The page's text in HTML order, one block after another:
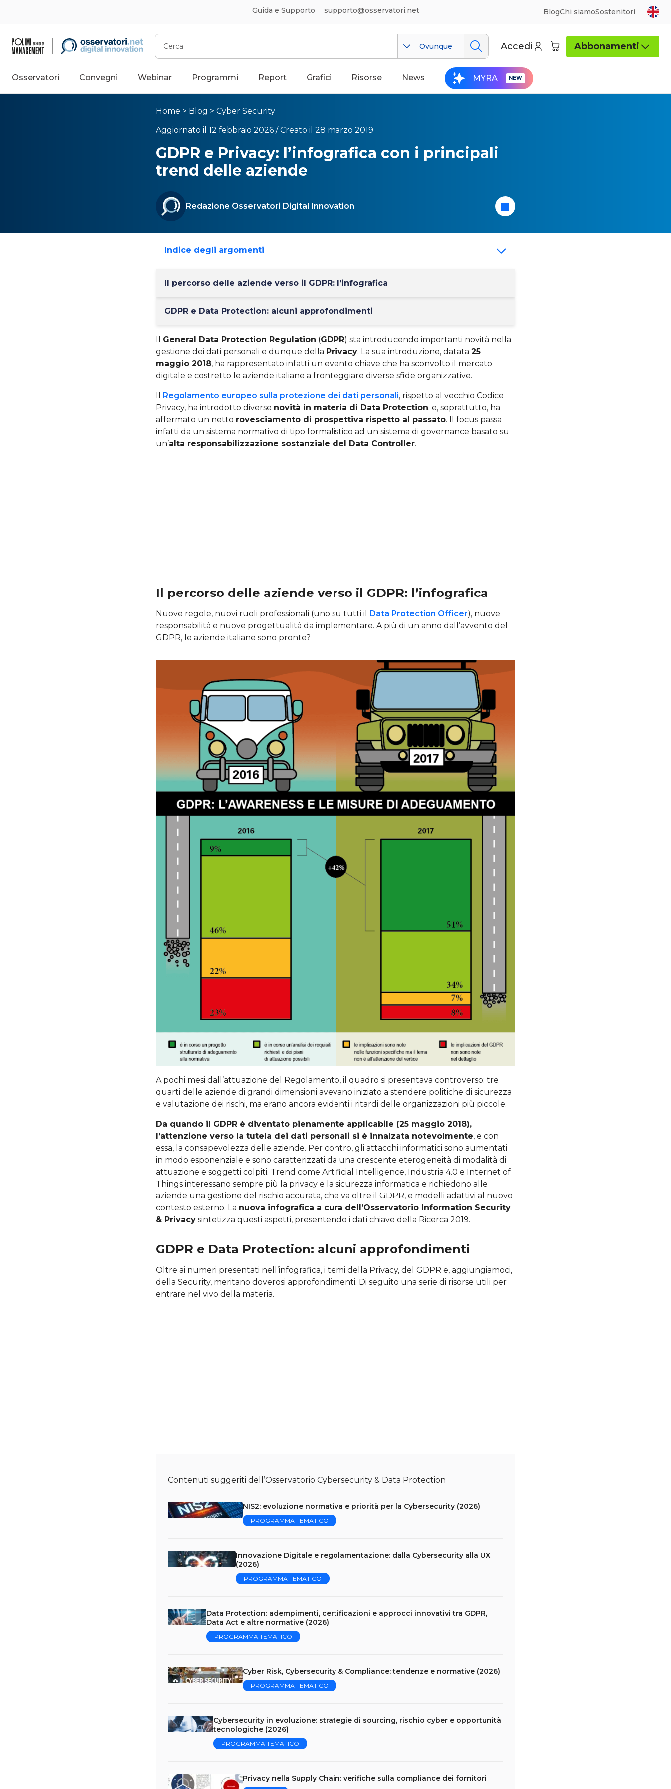
Guida e Supporto supporto@osservatori.net BlogChi siamoSostenitori
Cerca
Ovunque Accedi Abbonamenti
Osservatori Convegni Webinar Programmi Report Grafici Risorse News MYRA
Home > Blog > Cyber Security
Aggiornato il 12 febbraio 2026 / Creato il 28 marzo 2019
GDPR e Privacy: l’infografica con i principali
trend delle aziende
Redazione Osservatori Digital Innovation
Indice degli argomenti
Il percorso delle aziende verso il GDPR: l’infografica
GDPR e Data Protection: alcuni approfondimenti
Il General Data Protection Regulation (GDPR) sta introducendo importanti novità nella
gestione dei dati personali e dunque della Privacy. La sua introduzione, datata 25
maggio 2018, ha rappresentato infatti un evento chiave che ha sconvolto il mercato
digitale e costretto le aziende italiane a fronteggiare diverse sfide organizzative.
Il Regolamento europeo sulla protezione dei dati personali, rispetto al vecchio Codice
Privacy, ha introdotto diverse novità in materia di Data Protection. e, soprattutto, ha
affermato un netto rovesciamento di prospettiva rispetto al passato. Il focus passa
infatti da un sistema normativo di tipo formalistico ad un sistema di governance basato su
un’alta responsabilizzazione sostanziale del Data Controller.
Il percorso delle aziende verso il GDPR: l’infografica
Nuove regole, nuovi ruoli professionali (uno su tutti il Data Protection Officer), nuove
responsabilità e nuove progettualità da implementare. A più di un anno dall’avvento del
GDPR, le aziende italiane sono pronte?
A pochi mesi dall’attuazione del Regolamento, il quadro si presentava controverso: tre
quarti delle aziende di grandi dimensioni avevano iniziato a stendere politiche di sicurezza
e valutazione dei rischi, ma erano ancora evidenti i ritardi delle organizzazioni più piccole.
Da quando il GDPR è diventato pienamente applicabile (25 maggio 2018),
l’attenzione verso la tutela dei dati personali si è innalzata notevolmente, e con
essa, la consapevolezza delle aziende. Per contro, gli attacchi informatici sono aumentati
in modo esponenziale e sono caratterizzati da una crescente eterogeneità di modalità di
attuazione e soggetti colpiti. Trend come Artificial Intelligence, Industria 4.0 e Internet of
Things interessano sempre più la privacy e la sicurezza informatica e richiedono alle
aziende una gestione del rischio accurata, che va oltre il GDPR, e modelli adattivi al nuovo
contesto esterno. La nuova infografica a cura dell’Osservatorio Information Security
& Privacy sintetizza questi aspetti, presentendo i dati chiave della Ricerca 2019.
GDPR e Data Protection: alcuni approfondimenti
Oltre ai numeri presentati nell’infografica, i temi della Privacy, del GDPR e, aggiungiamoci,
della Security, meritano doverosi approfondimenti. Di seguito una serie di risorse utili per
entrare nel vivo della materia.
Contenuti suggeriti dell’Osservatorio Cybersecurity & Data Protection
NIS2: evoluzione normativa e priorità per la Cybersecurity (2026)
PROGRAMMA TEMATICO
Innovazione Digitale e regolamentazione: dalla Cybersecurity alla UX
(2026)
PROGRAMMA TEMATICO
Data Protection: adempimenti, certificazioni e approcci innovativi tra GDPR,
Data Act e altre normative (2026)
PROGRAMMA TEMATICO
Cyber Risk, Cybersecurity & Compliance: tendenze e normative (2026)
PROGRAMMA TEMATICO
Cybersecurity in evoluzione: strategie di sourcing, rischio cyber e opportunità
tecnologiche (2026)
PROGRAMMA TEMATICO
Privacy nella Supply Chain: verifiche sulla compliance dei fornitori